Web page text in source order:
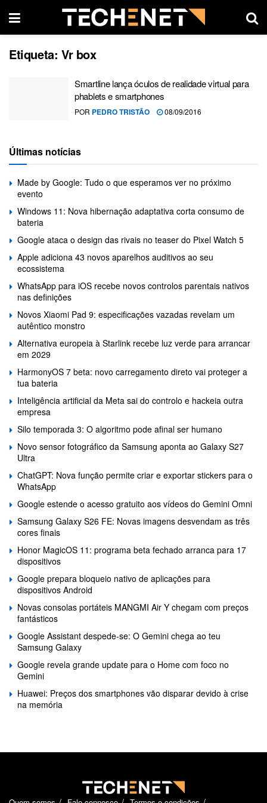
Etiqueta: Vr box
Smartline lança óculos de realidade virtual para
phablets e smartphones
POR PEDRO TRISTÃO 08/09/2016
Últimas notícias
Made by Google: Tudo o que esperamos ver no próximo
evento
Windows 11: Nova hibernação adaptativa corta consumo de
bateria
Google ataca o design das rivais no teaser do Pixel Watch 5
Apple adiciona 43 novos aparelhos auditivos ao seu
ecossistema
WhatsApp para iOS recebe novos controlos parentais nativos
nas definições
Novos Xiaomi Pad 9: especificações vazadas revelam um
autêntico monstro
Alternativa europeia à Starlink recebe luz verde para arrancar
em 2029
HarmonyOS 7 beta: novo carregamento direto vai proteger a
tua bateria
Inteligência artificial da Meta sai do controlo e hackeia outra
empresa
Silo temporada 3: O algoritmo pode afinal ser humano
Novo sensor fotográfico da Samsung aponta ao Galaxy S27
Ultra
ChatGPT: Nova função permite criar e exportar stickers para o
WhatsApp
Google estende o acesso gratuito aos vídeos do Gemini Omni
Samsung Galaxy S26 FE: Novas imagens desvendam as três
cores finais
Honor MagicOS 11: programa beta fechado arranca para 17
dispositivos
Google prepara bloqueio nativo de aplicações para
dispositivos Android
Novas consolas portáteis MANGMI Air Y chegam com preços
fantásticos
Google Assistant despede-se: O Gemini chega ao teu
Samsung Galaxy
Google revela grande update para o Home com foco no
Gemini
Huawei: Preços dos smartphones vão disparar devido à crise
na memória